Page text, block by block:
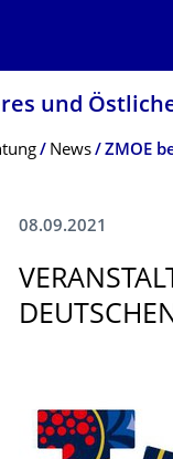
und
News ZMOE
08.09.2021